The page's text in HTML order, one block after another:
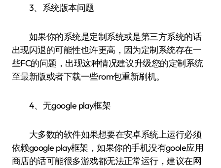
3、系统版本问题
如果你的系统是定制系统或是第三方系统的话
出现闪退的可能性也许更高，因为定制系统存在一
些FC的问题，出现这种情况建议升级您的定制系统
至最新版或者下载一些rom包重新刷机。
4、无google play框架
大多数的软件如果想要在安卓系统上运行必须
依赖google play框架，如果你的手机没有goole应用
商店的话可能很多游戏都无法正常运行，建议在网